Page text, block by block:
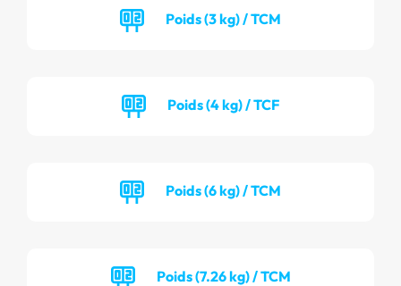
Poids (3 kg) / TCM
Poids (4 kg) / TCF
Poids (6 kg) / TCM
Poids (7.26 kg) / TCM